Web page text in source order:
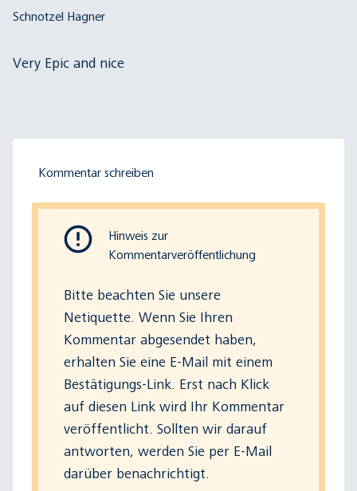
Schnotzel Hagner
Very Epic and nice
Kommentar schreiben
Hinweis zur
Kommentarveröffentlichung
Bitte beachten Sie unsere
Netiquette. Wenn Sie Ihren
Kommentar abgesendet haben,
erhalten Sie eine E-Mail mit einem
Bestätigungs-Link. Erst nach Klick
auf diesen Link wird Ihr Kommentar
veröffentlicht. Sollten wir darauf
antworten, werden Sie per E-Mail
darüber benachrichtigt.